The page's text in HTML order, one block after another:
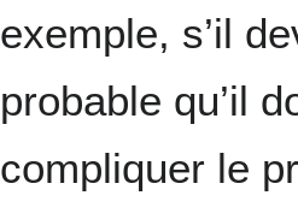
exemple, s’il
probable qu’il
compliquer le